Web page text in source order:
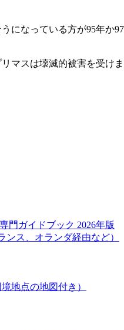
になっている方が95年か
マスは壊滅的被害を受け
門ガイドブック 2026年版
ス、オランダ経由など）
地点の地図付き）